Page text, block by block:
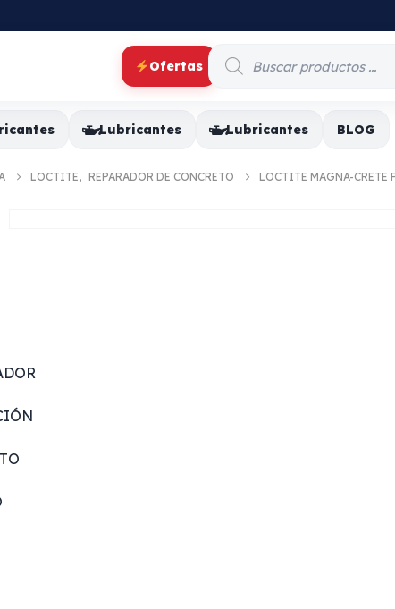
Ofertas
Lubricantes Lubricantes BLOG
LOCTITE, REPARADOR DE CONCRETO LOCTITE MAGNA-CRETE